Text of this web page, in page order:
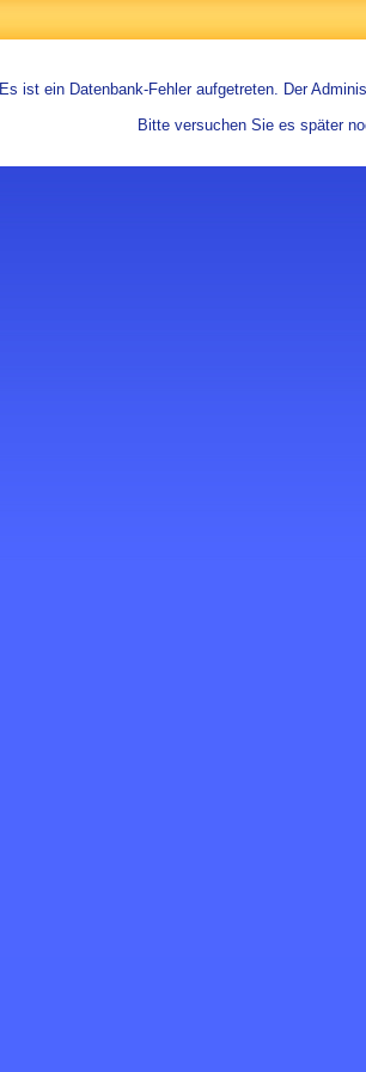
Es ist ein Datenbank-Fehler aufgetreten. Der
Bitte versuchen Sie es später